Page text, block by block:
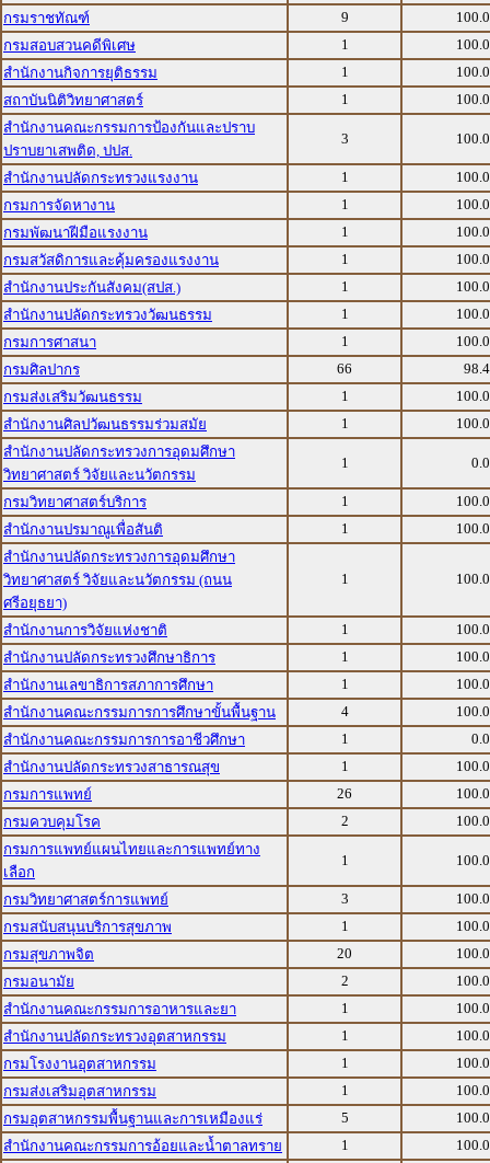
กรมราชทัณฑ์
9
กรมสอบสวนคดีพิเศษ
1
สำนักงานกิจการยุติธรรม
1
สถาบันนิติวิทยาศาสตร์
1
สำนักงานคณะกรรมการป้องกันและปราบ
ปราบยาเสพติด, ปปส.
3
สำนักงานปลัดกระทรวงแรงงาน 1
กรมการจัดหางาน
1
กรมพัฒนาฝีมือแรงงาน
1
กรมสวัสดิการและคุ้มครองแรงงาน
1
สำนักงานประกันสังคม(สปส.)
1
สำนักงานปลัดกระทรวงวัฒนธรรม
1
กรมการศาสนา
1
กรมศิลปากร
66
กรมส่งเสริมวัฒนธรรม
1
สำนักงานศิลปวัฒนธรรมร่วมสมัย
1
สำนักงานปลัดกระทรวงการอุดมศึกษา
วิทยาศาสตร์ วิจัยและนวัตกรรม
1
กรมวิทยาศาสตร์บริการ 1
สำนักงานปรมาณูเพื่อสันติ
1
สำนักงานปลัดกระทรวงการอุดมศึกษา
วิทยาศาสตร์ วิจัยและนวัตกรรม (ถนน
ศรีอยุธยา)
1
สำนักงานการวิจัยแห่งชาติ 1
สำนักงานปลัดกระทรวงศึกษาธิการ
1
สำนักงานเลขาธิการสภาการศึกษา
1
สำนักงานคณะกรรมการการศึกษาขั้นพื้นฐาน
4
สำนักงานคณะกรรมการการอาชีวศึกษา
1
สำนักงานปลัดกระทรวงสาธารณสุข
1
กรมการแพทย์
26
กรมควบคุมโรค
2
กรมการแพทย์แผนไทยและการแพทย์ทาง
เลือก
1
กรมวิทยาศาสตร์การแพทย์ 3
กรมสนับสนุนบริการสุขภาพ
1
กรมสุขภาพจิต
20
กรมอนามัย
2
สำนักงานคณะกรรมการอาหารและยา
1
สำนักงานปลัดกระทรวงอุตสาหกรรม
1
กรมโรงงานอุตสาหกรรม
1
กรมส่งเสริมอุตสาหกรรม
1
กรมอุตสาหกรรมพื้นฐานและการเหมืองแร่
5
สำนักงานคณะกรรมการอ้อยและน้ำตาลทราย
1